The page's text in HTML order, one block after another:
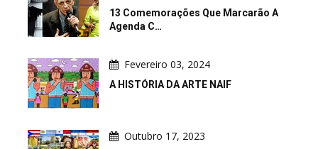
13 Comemorações Que Marcarão A
Agenda C…
Fevereiro 03, 2024
A HISTÓRIA DA ARTE NAIF
Outubro 17, 2023